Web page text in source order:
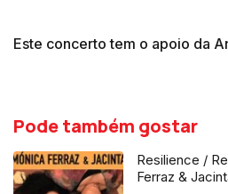
Este concerto tem o apoio da
Pode também gostar
Resilience /
Ferraz &